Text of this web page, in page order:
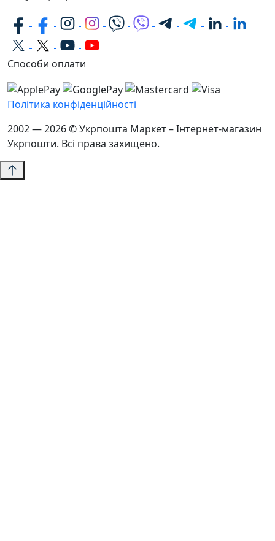
Способи оплати
Політика конфіденційності
2002 — 2026 © Укрпошта Маркет – Інтернет-магазин
Укрпошти. Всі права захищено.